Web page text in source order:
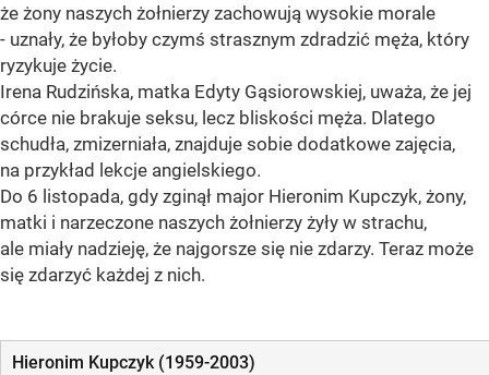
że żony naszych żołnierzy zachowują wysokie morale
- uznały, że byłoby czymś strasznym zdradzić męża, który
ryzykuje życie.
Irena Rudzińska, matka Edyty Gąsiorowskiej, uważa, że jej
córce nie brakuje seksu, lecz bliskości męża. Dlatego
schudła, zmizerniała, znajduje sobie dodatkowe zajęcia,
na przykład lekcje angielskiego.
Do 6 listopada, gdy zginął major Hieronim Kupczyk, żony,
matki i narzeczone naszych żołnierzy żyły w strachu,
ale miały nadzieję, że najgorsze się nie zdarzy. Teraz może
się zdarzyć każdej z nich.
Hieronim Kupczyk (1959-2003)